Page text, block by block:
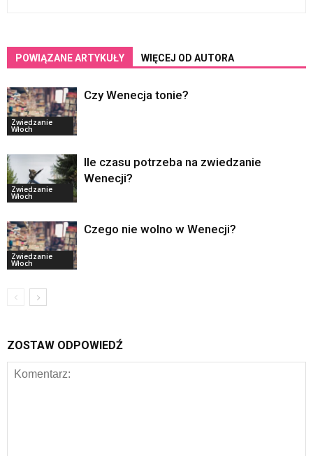
POWIĄZANE ARTYKUŁY WIĘCEJ OD AUTORA
Zwiedzanie
Włoch
Czy Wenecja tonie?
Zwiedzanie
Włoch
Ile czasu potrzeba na zwiedzanie
Wenecji?
Zwiedzanie
Włoch
Czego nie wolno w Wenecji?
ZOSTAW ODPOWIEDŹ